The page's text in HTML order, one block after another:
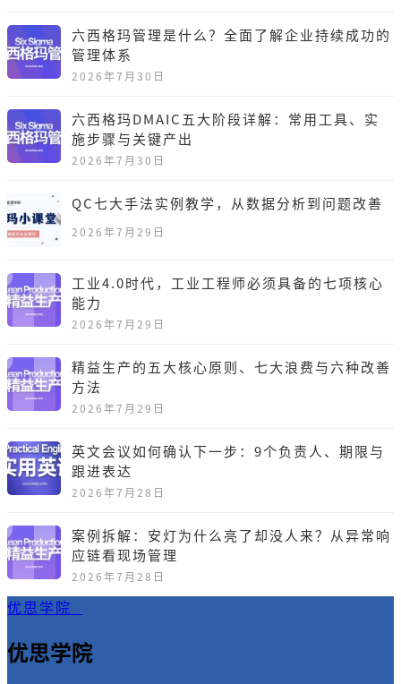
六西格玛管理是什么？全面了解企业持续成功的
管理体系
2026年7月30日
六西格玛DMAIC五大阶段详解：常用工具、实
施步骤与关键产出
2026年7月30日
QC七大手法实例教学，从数据分析到问题改善
2026年7月29日
工业4.0时代，工业工程师必须具备的七项核心
能力
2026年7月29日
精益生产的五大核心原则、七大浪费与六种改善
方法
2026年7月29日
英文会议如何确认下一步：9个负责人、期限与
跟进表达
2026年7月28日
案例拆解：安灯为什么亮了却没人来？从异常响
应链看现场管理
2026年7月28日
优思学院
优思学院